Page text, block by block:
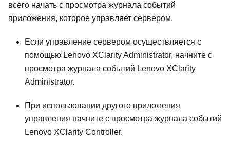
всего начать с просмотра журнала событий
приложения, которое управляет сервером.
Если управление сервером осуществляется с
помощью Lenovo XClarity Administrator, начните с
просмотра журнала событий Lenovo XClarity
Administrator.
При использовании другого приложения
управления начните с просмотра журнала событий
Lenovo XClarity Controller.